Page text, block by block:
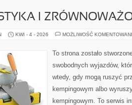
I
KWI - 4 - 2026 MOŻLIWOŚĆ
To strona zostało
swobodnych wyjazdów,
wtedy, gdy mogą ruszyć
kempingowym albo
kempingowym. To serwis